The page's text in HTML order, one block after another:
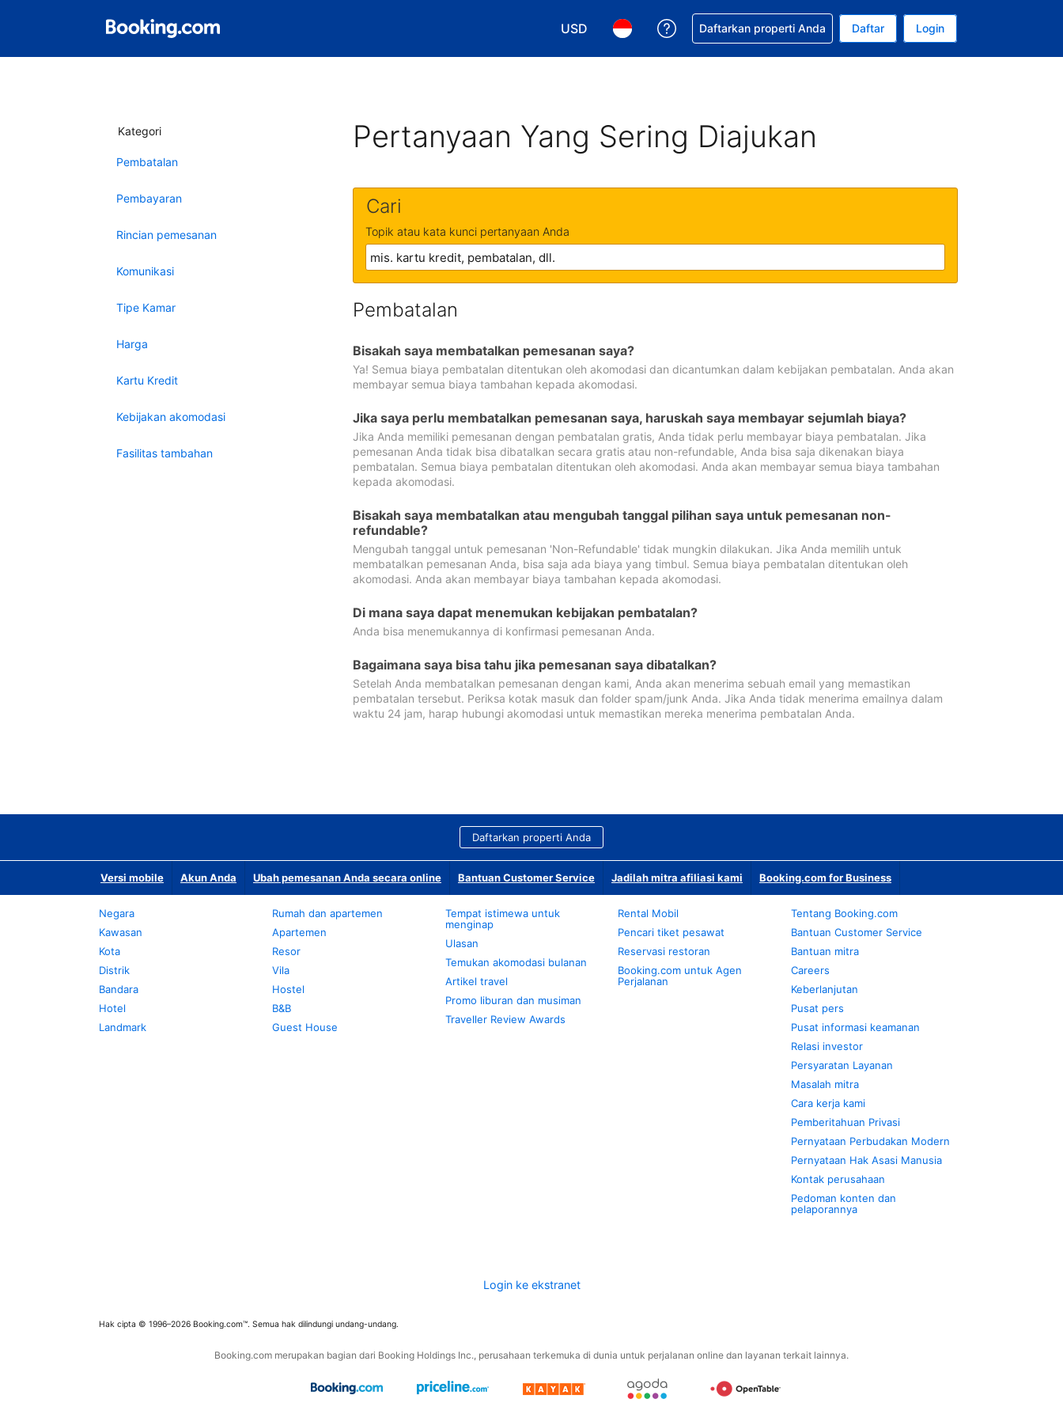
USD
Pilih mata uang Anda. Mata uang Anda saat ini adalah Dolar Amerika Serikat
Pilih bahasa Anda. Bahasa Anda saat ini adalah Bahasa Indonesia
Dapatkan bantuan untuk pemesanan Anda
Daftarkan properti Anda Daftar Login
Kategori
Pembatalan
Pembayaran
Rincian pemesanan
Komunikasi
Tipe Kamar
Harga
Kartu Kredit
Kebijakan akomodasi
Fasilitas tambahan
Pertanyaan Yang Sering Diajukan
Cari
Topik atau kata kunci pertanyaan Anda
Pembatalan
Bisakah saya membatalkan pemesanan saya?
Ya! Semua biaya pembatalan ditentukan oleh akomodasi dan dicantumkan dalam kebijakan pembatalan. Anda akan
membayar semua biaya tambahan kepada akomodasi.
Jika saya perlu membatalkan pemesanan saya, haruskah saya membayar sejumlah biaya?
Jika Anda memiliki pemesanan dengan pembatalan gratis, Anda tidak perlu membayar biaya pembatalan. Jika
pemesanan Anda tidak bisa dibatalkan secara gratis atau non-refundable, Anda bisa saja dikenakan biaya
pembatalan. Semua biaya pembatalan ditentukan oleh akomodasi. Anda akan membayar semua biaya tambahan
kepada akomodasi.
Bisakah saya membatalkan atau mengubah tanggal pilihan saya untuk pemesanan non-
refundable?
Mengubah tanggal untuk pemesanan 'Non-Refundable' tidak mungkin dilakukan. Jika Anda memilih untuk
membatalkan pemesanan Anda, bisa saja ada biaya yang timbul. Semua biaya pembatalan ditentukan oleh
akomodasi. Anda akan membayar biaya tambahan kepada akomodasi.
Di mana saya dapat menemukan kebijakan pembatalan?
Anda bisa menemukannya di konfirmasi pemesanan Anda.
Bagaimana saya bisa tahu jika pemesanan saya dibatalkan?
Setelah Anda membatalkan pemesanan dengan kami, Anda akan menerima sebuah email yang memastikan
pembatalan tersebut. Periksa kotak masuk dan folder spam/junk Anda. Jika Anda tidak menerima emailnya dalam
waktu 24 jam, harap hubungi akomodasi untuk memastikan mereka menerima pembatalan Anda.
Daftarkan properti Anda
Versi mobile Akun Anda Ubah pemesanan Anda secara online Bantuan Customer Service Jadilah mitra afiliasi kami Booking.com for Business
Negara
Kawasan
Kota
Distrik
Bandara
Hotel
Landmark
Rumah dan apartemen
Apartemen
Resor
Vila
Hostel
B&B
Guest House
Tempat istimewa untuk
menginap
Ulasan
Temukan akomodasi bulanan
Artikel travel
Promo liburan dan musiman
Traveller Review Awards
Rental Mobil
Pencari tiket pesawat
Reservasi restoran
Booking.com untuk Agen
Perjalanan
Tentang Booking.com
Bantuan Customer Service
Bantuan mitra
Careers
Keberlanjutan
Pusat pers
Pusat informasi keamanan
Relasi investor
Persyaratan Layanan
Masalah mitra
Cara kerja kami
Pemberitahuan Privasi
Pernyataan Perbudakan Modern
Pernyataan Hak Asasi Manusia
Kontak perusahaan
Pedoman konten dan
pelaporannya
Login ke ekstranet
Hak cipta © 1996–2026 Booking.com™. Semua hak dilindungi undang-undang.
Booking.com merupakan bagian dari Booking Holdings Inc., perusahaan terkemuka di dunia untuk perjalanan online dan layanan terkait lainnya.